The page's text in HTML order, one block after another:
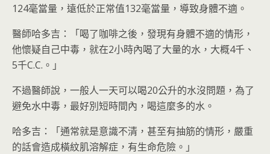
124毫當量，遠低於正常值132毫當量，導致身體不適。
醫師哈多吉：「喝了咖啡之後，發現有身體不適的情形，
他懷疑自己中毒，就在2小時內喝了大量的水，大概4千、
5千C.C.。」
不過醫師說，一般人一天可以喝20公升的水沒問題，為了
避免水中毒，最好別短時間內，喝這麼多的水。
哈多吉：「通常就是意識不清，甚至有抽筋的情形，嚴重
的話會造成橫紋肌溶解症，有生命危險。」